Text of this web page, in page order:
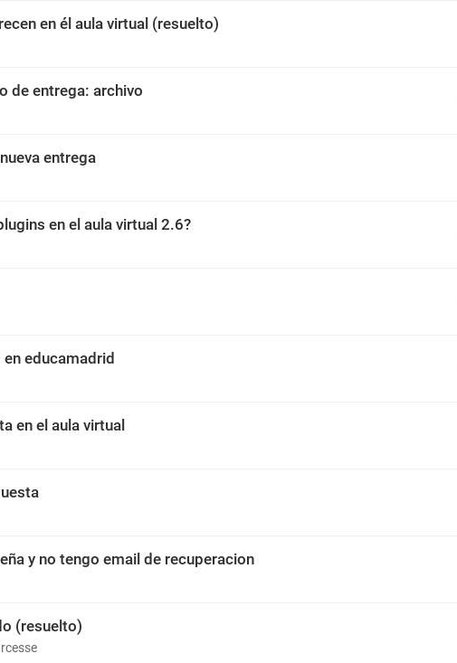
en él aula virtual (resuelto)
de entrega: archivo
entrega
en el aula virtual 2.6?
educamadrid
en el aula virtual
y no tengo email de recuperacion
(resuelto)